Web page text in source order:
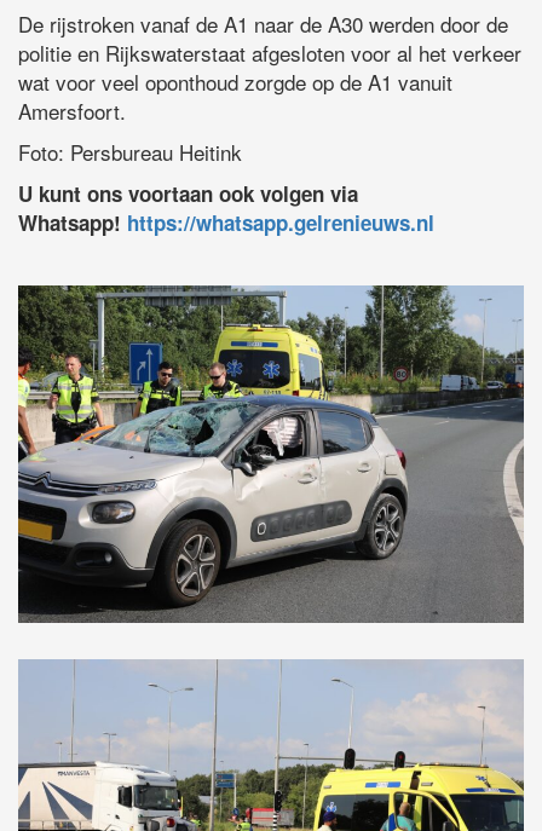
De rijstroken vanaf de A1 naar de A30 werden door de
politie en Rijkswaterstaat afgesloten voor al het verkeer
wat voor veel oponthoud zorgde op de A1 vanuit
Amersfoort.
Foto: Persbureau Heitink
U kunt ons voortaan ook volgen via
Whatsapp! https://whatsapp.gelrenieuws.nl